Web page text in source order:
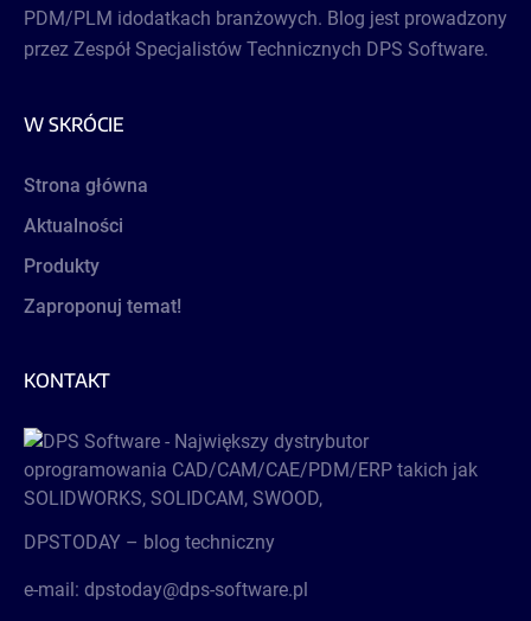
PDM/PLM idodatkach branżowych. Blog jest prowadzony
przez Zespół Specjalistów Technicznych DPS Software.
W SKRÓCIE
Strona główna
Aktualności
Produkty
Zaproponuj temat!
KONTAKT
DPSTODAY – blog techniczny
e-mail: dpstoday@dps-software.pl